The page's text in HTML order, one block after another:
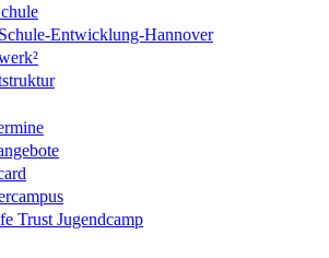
Entwicklung-Hannover
Trust Jugendcamp